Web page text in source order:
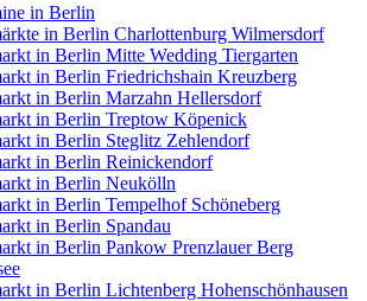
in Berlin
in Berlin Charlottenburg Wilmersdorf
in Berlin Mitte Wedding Tiergarten
in Berlin Friedrichshain Kreuzberg
in Berlin Marzahn Hellersdorf
in Berlin Treptow Köpenick
in Berlin Steglitz Zehlendorf
in Berlin Reinickendorf
in Berlin Neukölln
in Berlin Tempelhof Schöneberg
in Berlin Spandau
in Berlin Pankow Prenzlauer Berg
in Berlin Lichtenberg Hohenschönhausen